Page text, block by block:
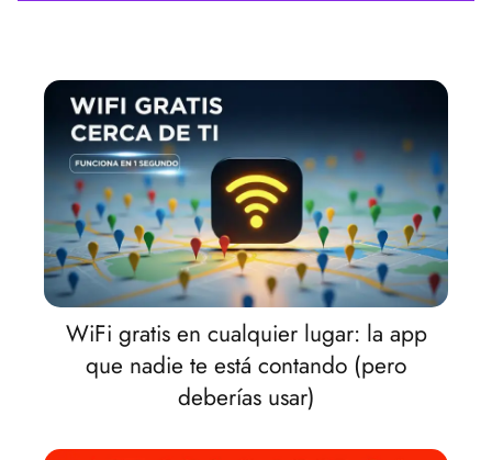
WiFi gratis en cualquier lugar: la app
que nadie te está contando (pero
deberías usar)